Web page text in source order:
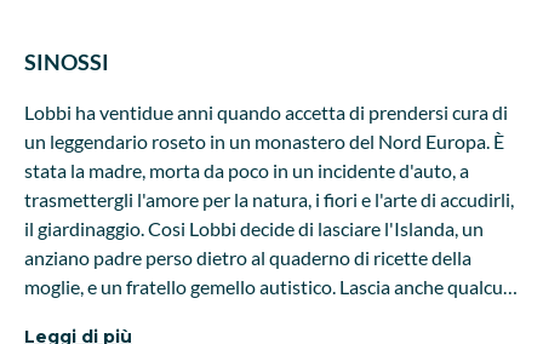
SINOSSI
Lobbi ha ventidue anni quando accetta di prendersi cura di
un leggendario roseto in un monastero del Nord Europa. È
stata la madre, morta da poco in un incidente d'auto, a
trasmettergli l'amore per la natura, i fiori e l'arte di accudirli,
il giardinaggio. Cosi Lobbi decide di lasciare l'Islanda, un
anziano padre perso dietro al quaderno di ricette della
moglie, e un fratello gemello autistico. Lascia anche qualcun
Leggi di più